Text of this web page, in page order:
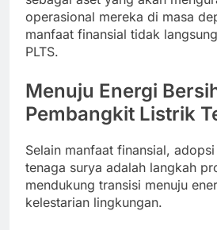
operasional mereka di masa
manfaat finansial tidak
PLTS.
Menuju Energi
Pembangkit Listrik
Selain manfaat finansial,
tenaga surya adalah langkah
mendukung transisi menuju
kelestarian lingkungan.